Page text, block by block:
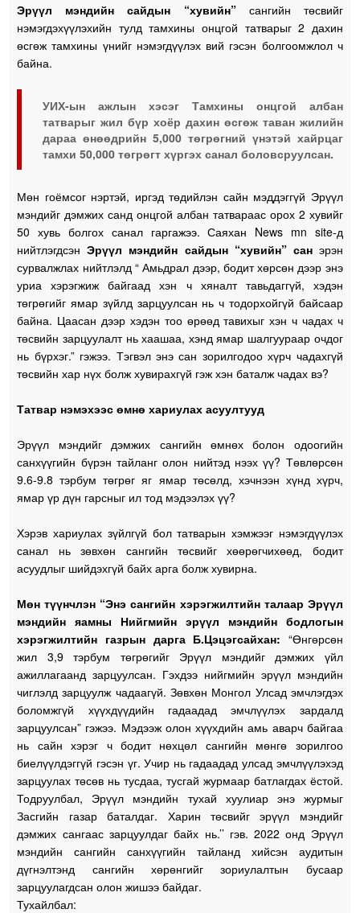
Эрүүл мэндийн сайдын “хувийн”сангийн төсвийг
нэмэгдэхүүлэхийн тулд тамхины онцгой татварыг 2 дахин
өсгөж тамхины үнийг нэмэгдүүлэх вий гэсэн болгоомжлол ч
байна.
УИХ-ын ажлын хэсэг Тамхины онцгой албан
татварыг жил бүр хоёр дахин өсгөж таван жилийн
дараа өнөөдрийн 5,000 төгрөгний үнэтэй хайрцаг
тамхи 50,000 төгрөгт хүргэх санал боловсруулсан.
Мөн гоёмсог нэртэй, иргэд төдийлэн сайн мэддэггүй Эрүүл
мэндийг дэмжих санд онцгой албан татвараас орох 2 хувийг
50 хувь болгох санал гаргажээ. Саяхан News mn site-д
нийтлэгдсэнЭрүүл мэндийн сайдын “хувийн” сан эрэн
сурвалжлах нийтлэлд “ Амьдрал дээр, бодит хөрсөн дээр энэ
уриа хэрэгжиж байгаад хэн ч хяналт тавьдаггүй, хэдэн
төгрөгийг ямар зүйлд зарцуулсан нь ч тодорхойгүй байсаар
байна. Цаасан дээр хэдэн тоо өрөөд тавихыг хэн ч чадах ч
төсвийн зарцуулалт нь хаашаа, хэнд ямар шалгуураар очдог
нь бүрхэг.” гэжээ. Тэгвэл энэ сан зорилгодоо хүрч чадахгүй
төсвийн хар нүх болж хувирахгүй гэж хэн баталж чадах вэ?
Татвар нэмэхээс өмнө хариулах асуултууд
Эрүүл мэндийг дэмжих сангийн өмнөх болон одоогийн
санхүүгийн бүрэн тайланг олон нийтэд нээх үү? Төвлөрсөн
9.6-9.8 тэрбум төгрөг яг ямар төсөлд, хэчнээн хүнд хүрч,
ямар үр дүн гарсныг ил тод мэдээлэх үү?
Хэрэв хариулах зүйлгүй бол татварын хэмжээг нэмэгдүүлэх
санал нь зөвхөн сангийн төсвийг хөөрөгчихөөд, бодит
асуудлыг шийдэхгүй байх арга болж хувирна.
Мөн түүнчлэн “Энэ сангийн хэрэгжилтийн талаар Эрүүл
мэндийн яамны Нийгмийн эрүүл мэндийн бодлогын
хэрэгжилтийн газрын дарга Б.Цэцэгсайхан: “Өнгөрсөн
жил 3,9 тэрбум төгрөгийг Эрүүл мэндийг дэмжих үйл
ажиллагаанд зарцуулсан. Гэхдээ нийгмийн эрүүл мэндийн
чиглэлд зарцуулж чадаагүй. Зөвхөн Монгол Улсад эмчлэгдэх
боломжгүй хүүхдүүдийн гадаадад эмчлүүлэх зардалд
зарцуулсан” гэжээ. Мэдээж олон хүүхдийн амь аварч байгаа
нь сайн хэрэг ч бодит нөхцөл сангийн мөнгө зорилгоо
биелүүлдэггүй гэсэн үг. Учир нь гадаадад улсад эмчлүүлэхэд
зарцуулах төсөв нь тусдаа, тусгай журмаар батлагдах ёстой.
Тодруулбал, Эрүүл мэндийн тухай хуулиар энэ журмыг
Засгийн газар баталдаг. Харин төсвийг эрүүл мэндийг
дэмжих сангаас зарцуулдаг байх нь.’’ гэв. 2022 онд Эрүүл
мэндийн сангийн санхүүгийн тайланд хийсэн аудитын
дүгнэлтэнд сангийн хөрөнгийг зориулалтын бусаар
зарцуулагдсан олон жишээ байдаг.
Тухайлбал: